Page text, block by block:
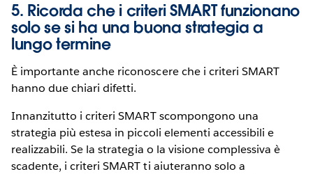
5. Ricorda che i criteri SMART funzionano
solo se si ha una buona strategia a
lungo termine
È importante anche riconoscere che i criteri SMART
hanno due chiari difetti.
Innanzitutto i criteri SMART scompongono una
strategia più estesa in piccoli elementi accessibili e
realizzabili. Se la strategia o la visione complessiva è
scadente, i criteri SMART ti aiuteranno solo a